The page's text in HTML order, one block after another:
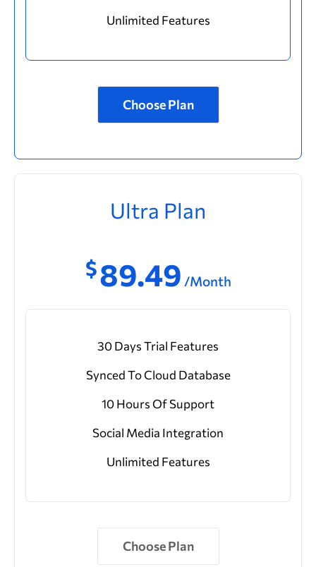
Unlimited Features
Choose Plan
Ultra Plan
$89.49 /Month
30 Days Trial Features
Synced To Cloud Database
10 Hours Of Support
Social Media Integration
Unlimited Features
Choose Plan